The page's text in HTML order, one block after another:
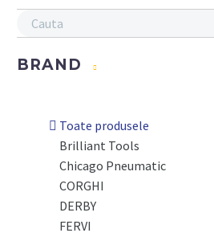
BRAND
Toate produsele
Brilliant Tools
Chicago Pneumatic
CORGHI
DERBY
FERVI